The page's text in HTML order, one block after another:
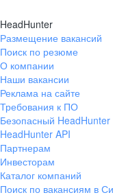
HeadHunter
Размещение вакансий
Поиск по резюме
О компании
Наши вакансии
Реклама на сайте
Требования к ПО
Безопасный HeadHunter
HeadHunter API
Партнерам
Инвесторам
Каталог компаний
Поиск по вакансиям в